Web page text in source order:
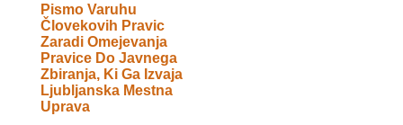
Pismo Varuhu
Človekovih Pravic
Zaradi Omejevanja
Pravice Do Javnega
Zbiranja, Ki Ga Izvaja
Ljubljanska Mestna
Uprava